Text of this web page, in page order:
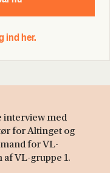
ind her.
interview med
for Altinget og
for VL-
VL-gruppe 1.